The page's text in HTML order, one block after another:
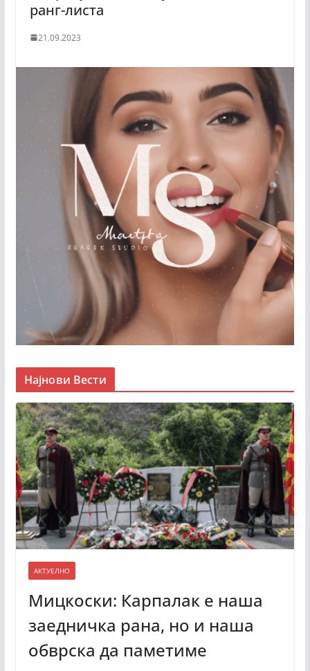
ранг-листа
21.09.2023
Најнови Вести
АКТУЕЛНО
Мицкоски: Карпалак е наша
заедничка рана, но и наша
обврска да паметиме